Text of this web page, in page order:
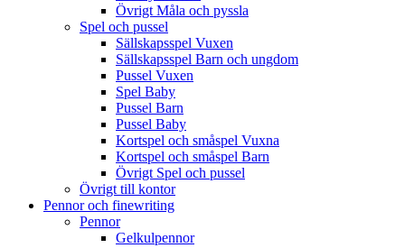
Övrigt Måla och pyssla
Spel och pussel
Sällskapsspel Vuxen
Sällskapsspel Barn och ungdom
Pussel Vuxen
Spel Baby
Pussel Barn
Pussel Baby
Kortspel och småspel Vuxna
Kortspel och småspel Barn
Övrigt Spel och pussel
Övrigt till kontor
Pennor och finewriting
Pennor
Gelkulpennor